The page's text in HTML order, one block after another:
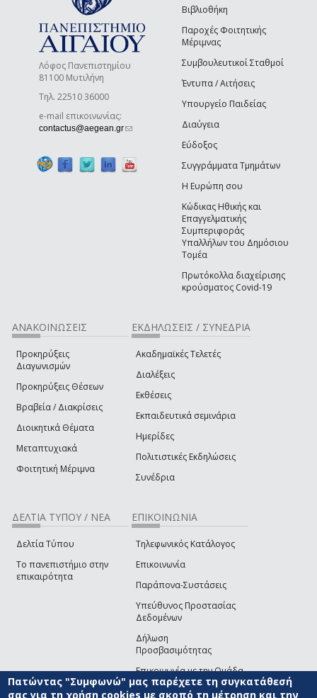
Λόφος Πανεπιστημίου
81100 Μυτιλήνη
Τηλ. 22510 36000
e-mail επικοινωνίας:
contactus@aegean.gr(link sends e-mail)
Βιβλιοθήκη
Παροχές Φοιτητικής
Μέριμνας
Συμβουλευτικοί Σταθμοί
Έντυπα / Αιτήσεις
Υπουργείο Παιδείας
Διαύγεια
Εύδοξος
Συγγράμματα Τμημάτων
Η Ευρώπη σου
Κώδικας Ηθικής και
Επαγγελματικής
Συμπεριφοράς
Υπαλλήλων του Δημόσιου
Τομέα
Πρωτόκολλα διαχείρισης
κρούσματος Covid-19
ΑΝΑΚΟΙΝΩΣΕΙΣ
Προκηρύξεις
Διαγωνισμών
Προκηρύξεις Θέσεων
Βραβεία / Διακρίσεις
Διοικητικά Θέματα
Μεταπτυχιακά
Φοιτητική Μέριμνα
ΕΚΔΗΛΩΣΕΙΣ / ΣΥΝΕΔΡΙΑ
Ακαδημαϊκές Τελετές
Διαλέξεις
Εκθέσεις
Εκπαιδευτικά σεμινάρια
Ημερίδες
Πολιτιστικές Εκδηλώσεις
Συνέδρια
ΔΕΛΤΙΑ ΤΥΠΟΥ / ΝΕΑ
Δελτία Τύπου
Το πανεπιστήμιο στην
επικαιρότητα
ΕΠΙΚΟΙΝΩΝΙΑ
Τηλεφωνικός Κατάλογος
Επικοινωνία
Παράπονα-Συστάσεις
Υπεύθυνος Προστασίας
Δεδομένων
Δήλωση
Προσβασιμότητας
Επικοινωνία με την Ομάδα
Ανάπτυξης του site(link sends e-mail)
Πατώντας "Συμφωνώ" μας παρέχετε τη συγκατάθεσή
σας για τη χρήση cookies με σκοπό τη μέτρηση και την